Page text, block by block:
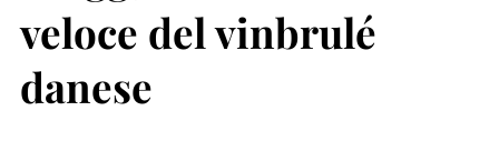
veloce del vinbrulé
danese